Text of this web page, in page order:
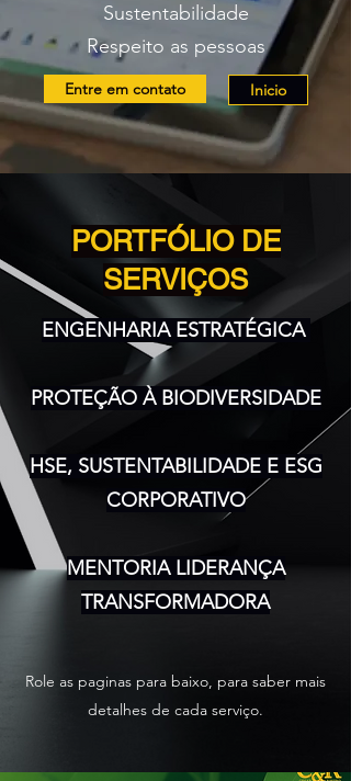
Sustentabilidade
Respeito as pessoas
Entre em contato Inicio
PORTFÓLIO DE
SERVIÇOS
ENGENHARIA ESTRATÉGICA
PROTEÇÃO À BIODIVERSIDADE
HSE, SUSTENTABILIDADE E ESG
CORPORATIVO
MENTORIA LIDERANÇA
TRANSFORMADORA
Role as paginas para baixo, para saber mais
detalhes de cada serviço.